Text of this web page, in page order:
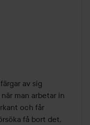
av sig
man arbetar in
och får
få bort det,